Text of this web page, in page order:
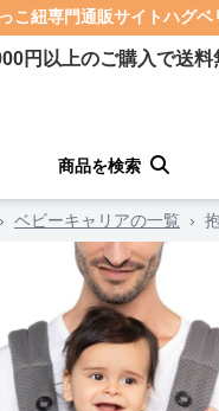
こ紐専門通販サイトハグベ
円以上のご購入で送料
商品を検索
› ベビーキャリアの一覧 ›